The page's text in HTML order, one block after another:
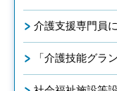
介護支援専門員
「介護技能グラ